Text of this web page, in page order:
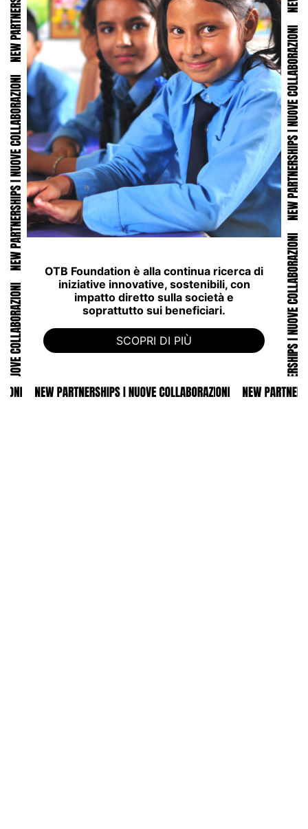
OTB Foundation è alla continua ricerca di
iniziative innovative, sostenibili, con
impatto diretto sulla società e
soprattutto sui beneficiari.
SCOPRI DI PIÙ